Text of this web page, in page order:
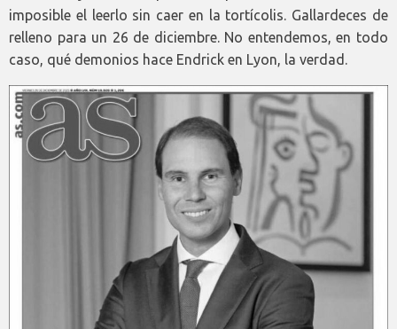
imposible el leerlo sin caer en la tortícolis. Gallardeces de
relleno para un 26 de diciembre. No entendemos, en todo
caso, qué demonios hace Endrick en Lyon, la verdad.